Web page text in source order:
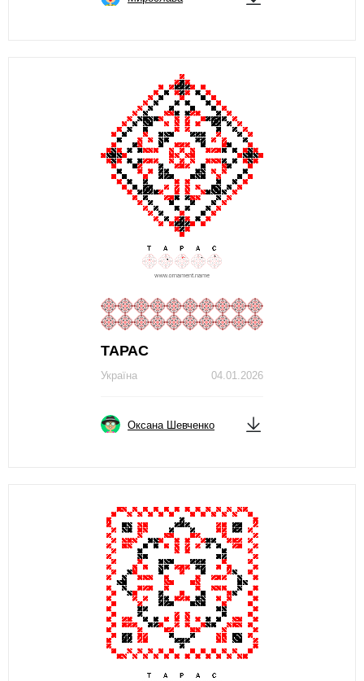
ТАРАС
04.01.2026
Україна
Оксана Шевченко